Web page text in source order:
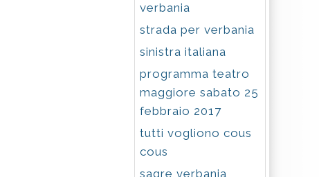
verbania
strada per verbania
sinistra italiana
programma teatro
maggiore sabato 25
febbraio 2017
tutti vogliono cous
cous
sagre verbania